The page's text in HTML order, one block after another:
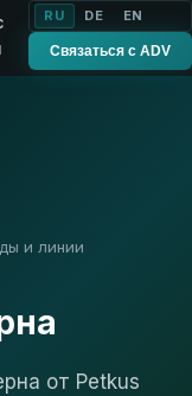
RU DE EN
Связаться с ADV
и линии
от Petkus